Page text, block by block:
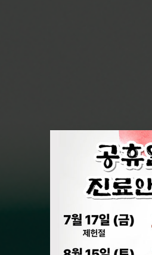
지역사회에 기여하고 끊임
대구경북
대장항문질환
외과 수술의 새로운
로봇수
대한민국을 넘어 세계와
수많은 해외
구병원에서 연수